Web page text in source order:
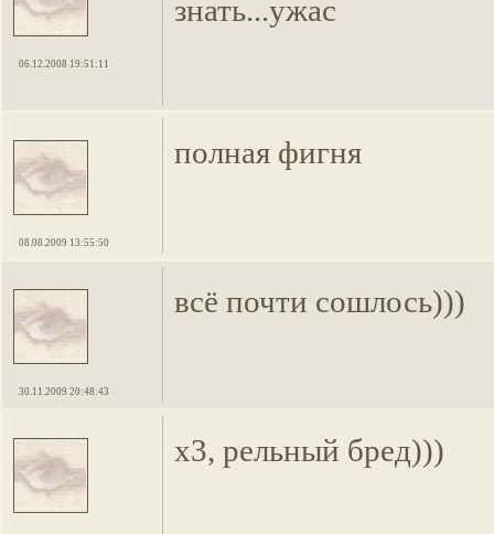
06.12.2008 19:51:11
знать...ужас
08.08.2009 13:55:50
полная фигня
30.11.2009 20:48:43
всё почти сошлось)))
х3, рельный бред)))